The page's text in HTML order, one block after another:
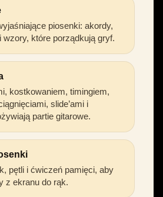
piosenki: akordy,
wzory, które porządkują gryf.
kostkowaniem, timingiem,
slide’ami i
partie gitarowe.
pętli i ćwiczeń pamięci, aby
z ekranu do rąk.